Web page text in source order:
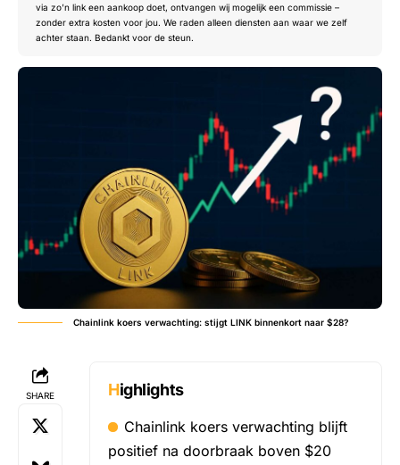
via zo’n link een aankoop doet, ontvangen wij mogelijk een commissie –
zonder extra kosten voor jou. We raden alleen diensten aan waar we zelf
achter staan. Bedankt voor de steun.
Chainlink koers verwachting: stijgt LINK binnenkort naar $28?
SHARE Highlights
Chainlink koers verwachting blijft
positief na doorbraak boven $20